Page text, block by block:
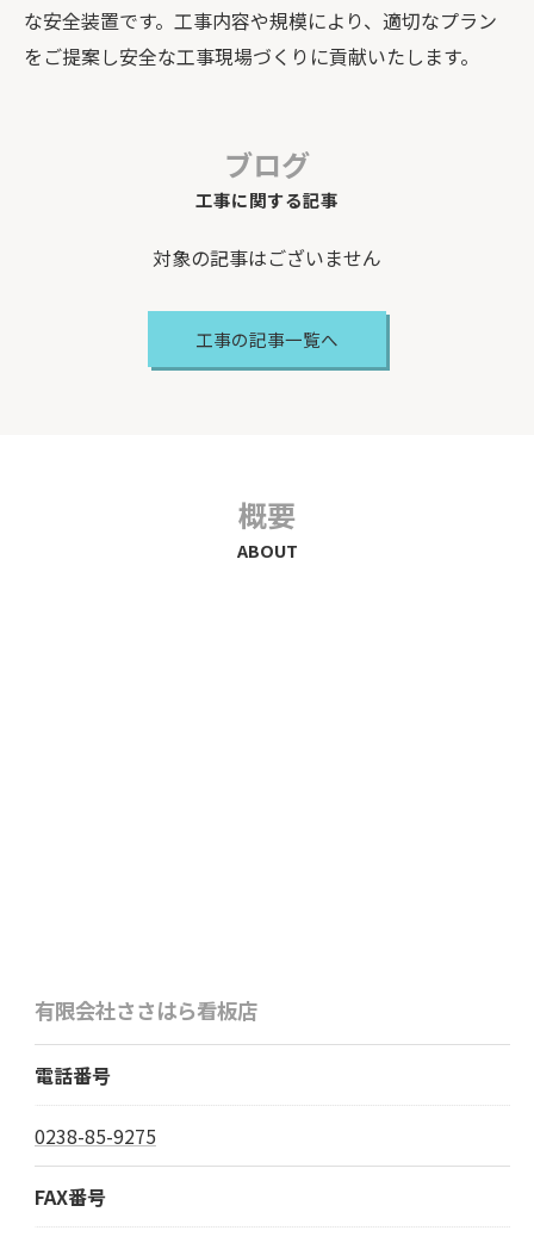
な安全装置です。工事内容や規模により、適切なプラン
をご提案し安全な工事現場づくりに貢献いたします。
ブログ
工事に関する記事
対象の記事はございません
工事の記事一覧へ
概要
ABOUT
有限会社ささはら看板店
電話番号
0238-85-9275
FAX番号